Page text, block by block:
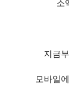
소
지금
모바일